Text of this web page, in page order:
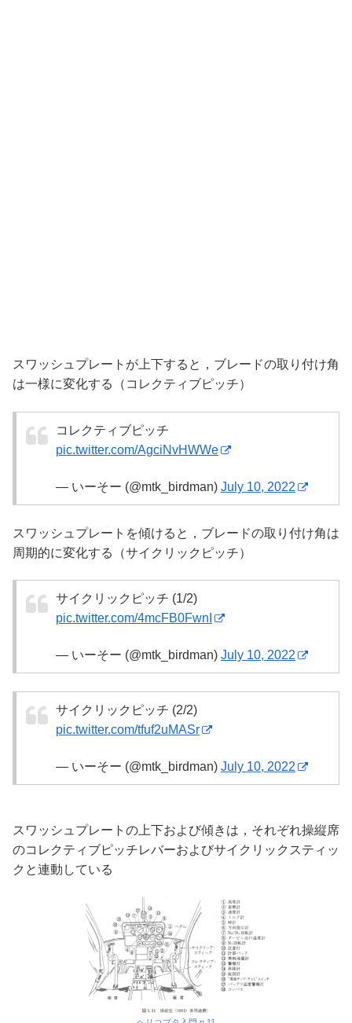
スワッシュプレートが上下すると，ブレードの取り付け角
は一様に変化する（コレクティブピッチ）
コレクティブピッチ
pic.twitter.com/AgciNvHWWe
— いーそー (@mtk_birdman) July 10, 2022
スワッシュプレートを傾けると，ブレードの取り付け角は
周期的に変化する（サイクリックピッチ）
サイクリックピッチ (1/2)
pic.twitter.com/4mcFB0FwnI
— いーそー (@mtk_birdman) July 10, 2022
サイクリックピッチ (2/2)
pic.twitter.com/tfuf2uMASr
— いーそー (@mtk_birdman) July 10, 2022
スワッシュプレートの上下および傾きは，それぞれ操縦席
のコレクティブピッチレバーおよびサイクリックスティッ
クと連動している